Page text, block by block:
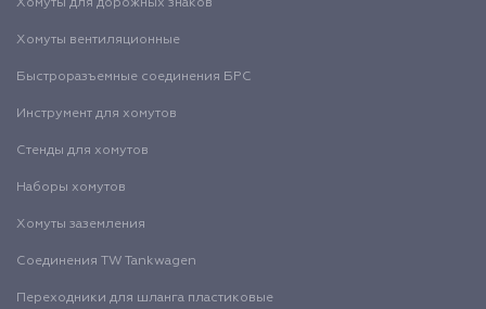
Хомуты для дорожных знаков
Хомуты вентиляционные
Быстроразъемные соединения БРС
Инструмент для хомутов
Стенды для хомутов
Наборы хомутов
Хомуты заземления
Соединения TW Tankwagen
Переходники для шланга пластиковые